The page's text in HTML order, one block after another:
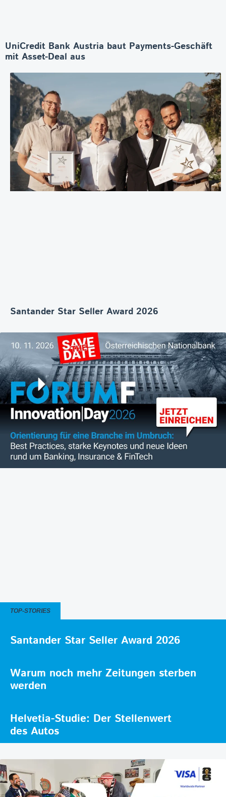
UniCredit Bank Austria baut Payments-Geschäft
mit Asset-Deal aus
Santander Star Seller Award 2026
TOP-STORIES
Santander Star Seller Award 2026
Warum noch mehr Zeitungen sterben
werden
Helvetia-Studie: Der Stellenwert
des Autos